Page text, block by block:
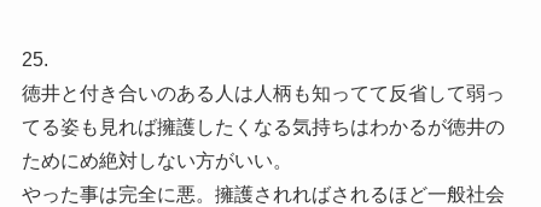
25.
徳井と付き合いのある人は人柄も知ってて反省して弱っ
てる姿も見れば擁護したくなる気持ちはわかるが徳井の
ためにめ絶対しない方がいい。
やった事は完全に悪。擁護されればされるほど一般社会